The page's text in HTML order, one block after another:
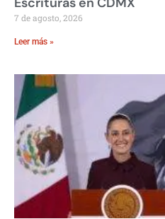
7 de agosto, 2026
Leer más »